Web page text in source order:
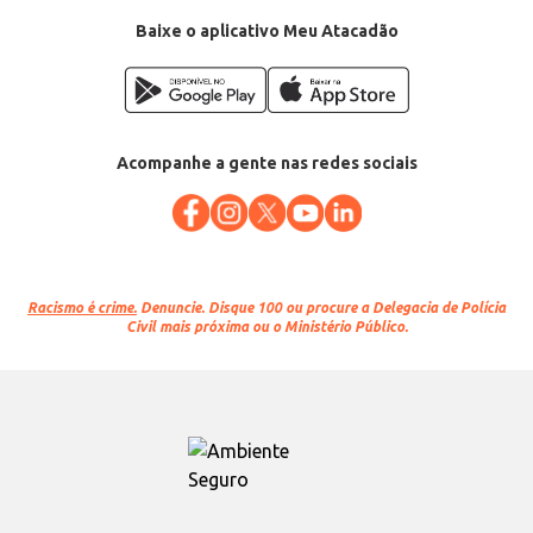
Baixe o aplicativo Meu Atacadão
Acompanhe a gente nas redes sociais
Racismo é crime. Denuncie. Disque 100 ou procure a Delegacia de Polícia
Civil mais próxima ou o Ministério Público.